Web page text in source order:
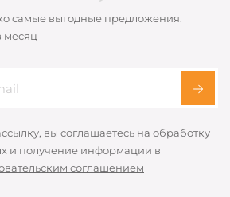
самые выгодные предложения.
месяц
вы соглашаетесь на обработку
и получение информации в
соглашением